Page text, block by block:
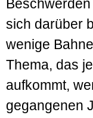
sich darüber
wenige
Thema, das
aufkommt,
gegangenen